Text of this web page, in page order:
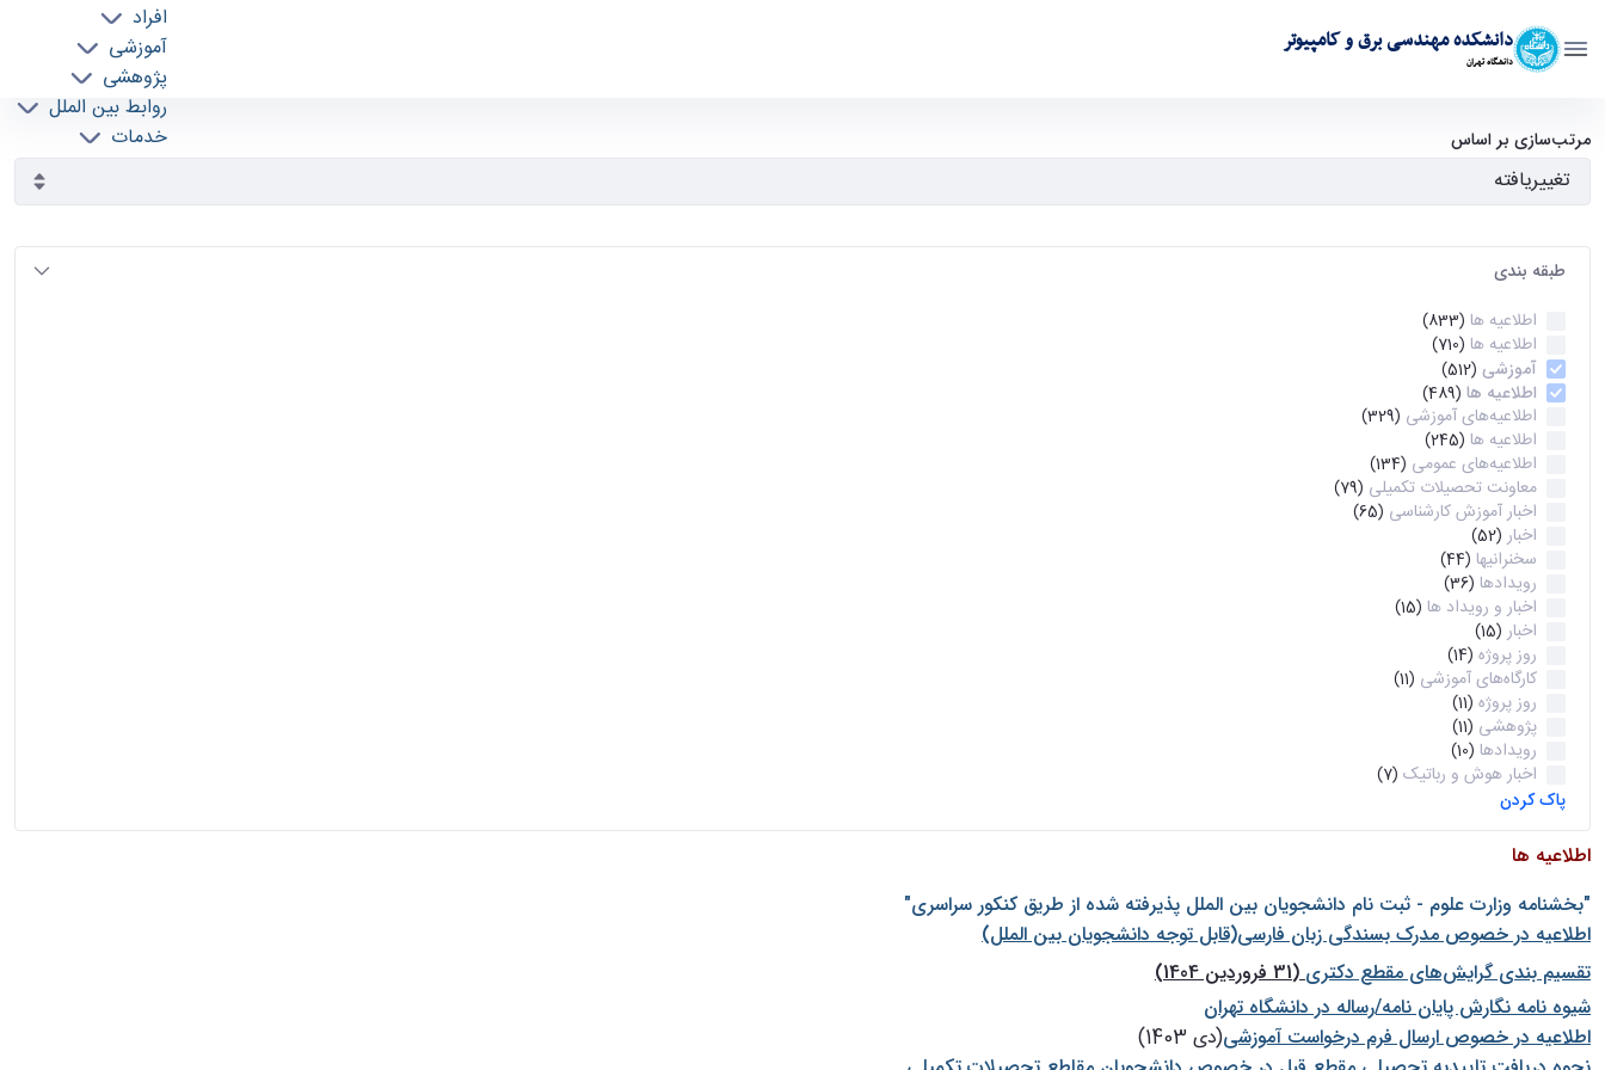
دانشکده مهندسی برق و کامپیوتر
دانشگاه تهران
افراد
آموزشی
پژوهشی
روابط بین الملل
خدمات
آرشیو اطلاعیه ها - ece- دانشکده مهندسی برق و کامپیوتر
مرتب‌سازی بر اساس
طبقه بندی
اطلاعیه ها (833)
اطلاعیه ها (710)
آموزشی (512)
اطلاعیه ها (489)
اطلاعیه‌های‌ آموزشی (329)
اطلاعیه ها (245)
اطلاعیه‌های عمومی (134)
معاونت تحصیلات تکمیلی (79)
اخبار آموزش کارشناسی (65)
اخبار (52)
سخنرانیها (44)
رویدادها (36)
اخبار و رویداد ها (15)
اخبار (15)
روز پروژه (14)
کارگاه‌های آموزشی (11)
روز پروژه (11)
پژوهشی (11)
رویدادها (10)
اخبار هوش و رباتیک (7)
پاک کردن
اطلاعیه ها
"بخشنامه وزارت علوم - ثبت نام دانشجويان بين الملل پذيرفته شده از طريق كنكور سراسری"
اطلاعیه در خصوص مدرک بسندگی زبان فارسی(قابل توجه دانشجویان بین الملل)
تقسیم بندی گرایش‌های مقطع دکتری(31 فروردین 1404)
شيوه نامه نگارش پايان نامه/رساله در دانشگاه تهران
اطلاعیه در خصوص ارسال فرم درخواست آموزشی(دی 1403)